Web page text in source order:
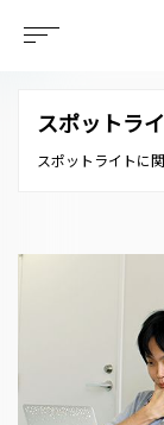
スポットラ
スポットライトに